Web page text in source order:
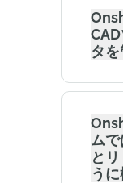
タ
ム
と
う